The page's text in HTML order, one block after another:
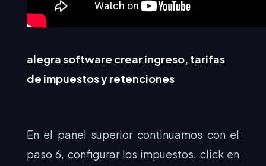
alegra software crear ingreso, tarifas
de impuestos y retenciones
En el panel superior continuamos con el
paso 6, configurar los impuestos, click en